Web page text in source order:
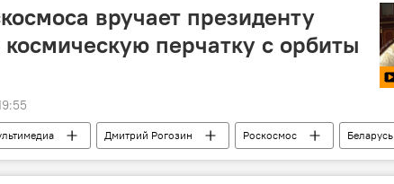
вручает президенту
перчатку с орбиты
Дмитрий Рогозин Роскосмос
Беларусь